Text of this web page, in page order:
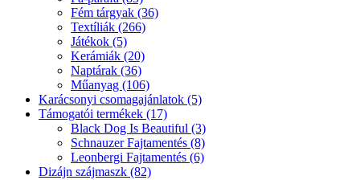
Fém tárgyak (36)
Textíliák (266)
Játékok (5)
Kerámiák (20)
Naptárak (36)
Műanyag (106)
Karácsonyi csomagajánlatok (5)
Támogatói termékek (17)
Black Dog Is Beautiful (3)
Schnauzer Fajtamentés (8)
Leonbergi Fajtamentés (6)
Dizájn szájmaszk (82)